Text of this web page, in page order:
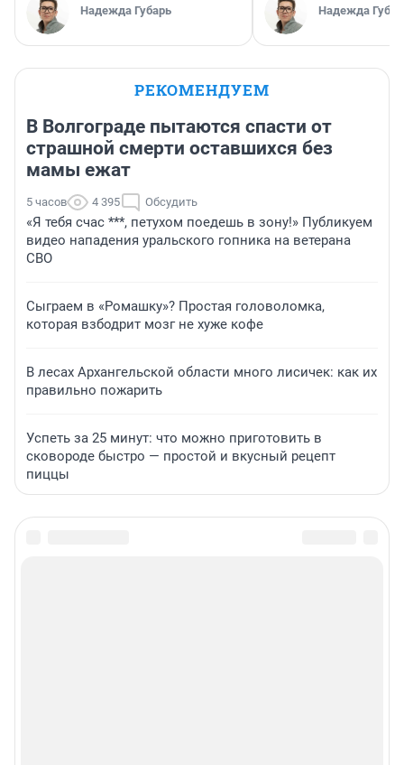
Надежда Губарь Надежда
РЕКОМЕНДУЕМ
В Волгограде пытаются спасти от
страшной смерти оставшихся без
мамы ежат
5 часов 4 395 Обсудить
«Я тебя счас ***, петухом поедешь в зону!» Публикуем
видео нападения уральского гопника на ветерана
СВО
Сыграем в «Ромашку»? Простая головоломка,
которая взбодрит мозг не хуже кофе
В лесах Архангельской области много лисичек: как их
правильно пожарить
Успеть за 25 минут: что можно приготовить в
сковороде быстро — простой и вкусный рецепт
пиццы